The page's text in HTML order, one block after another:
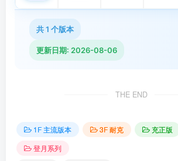
共 1 个版本
更新日期: 2026-08-06
THE END
1F 主流版本 3F 耐克 充正版
登月系列